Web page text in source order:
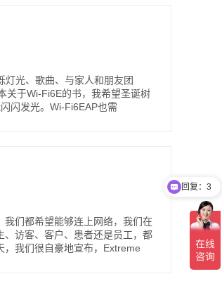
灯光、歌曲、与家人和朋友团
关于Wi-Fi6E的书，我希望圣诞树
闪发光。Wi-Fi6EAP也需
我们都希望能够连上网络，我们在
访客、客户、患者还是员工，都
，我们很自豪地宣布，Extreme
回复：1
回复：3